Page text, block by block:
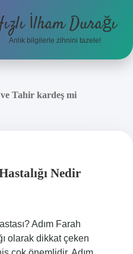
İlham Durağı
Anlık bilgilerle zihnini tazele!
Tahir kardeş mi
Nedir
Adım Farah
olarak dikkat çeken